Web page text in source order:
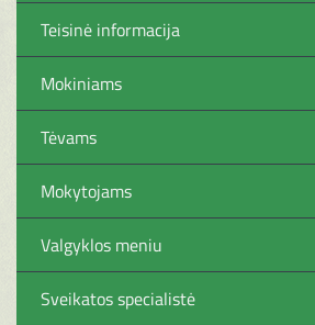
Teisinė informacija
Mokiniams
Tėvams
Mokytojams
Valgyklos meniu
Sveikatos specialistė